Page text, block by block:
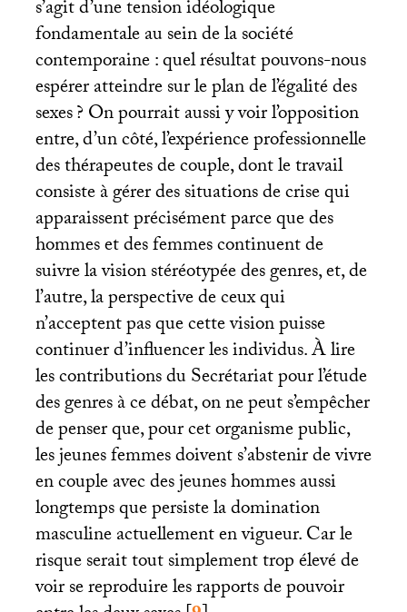
s’agit d’une tension idéologique
fondamentale au sein de la société
contemporaine : quel résultat pouvons-nous
espérer atteindre sur le plan de l’égalité des
sexes? On pourrait aussi y voir l’opposition
entre, d’un côté, l’expérience professionnelle
des thérapeutes de couple, dont le travail
consiste à gérer des situations de crise qui
apparaissent précisément parce que des
hommes et des femmes continuent de
suivre la vision stéréotypée des genres, et, de
l’autre, la perspective de ceux qui
n’acceptent pas que cette vision puisse
continuer d’influencer les individus. À lire
les contributions du Secrétariat pour l’étude
des genres à ce débat, on ne peut s’empêcher
de penser que, pour cet organisme public,
les jeunes femmes doivent s’abstenir de vivre
en couple avec des jeunes hommes aussi
longtemps que persiste la domination
masculine actuellement en vigueur. Car le
risque serait tout simplement trop élevé de
voir se reproduire les rapports de pouvoir